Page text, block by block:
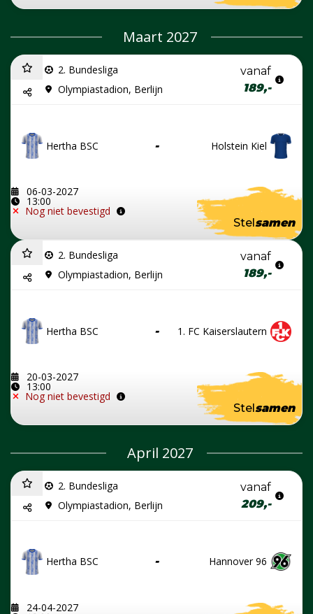
Maart 2027
2. Bundesliga
Olympiastadion, Berlijn
vanaf
189,-
Hertha BSC - Holstein Kiel
06-03-2027
13:00
Nog niet bevestigd
Stelsamen
2. Bundesliga
Olympiastadion, Berlijn
vanaf
189,-
Hertha BSC - 1. FC Kaiserslautern
20-03-2027
13:00
Nog niet bevestigd
Stelsamen
April 2027
2. Bundesliga
Olympiastadion, Berlijn
vanaf
209,-
Hertha BSC - Hannover 96
24-04-2027